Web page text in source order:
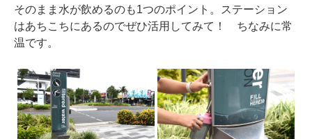
そのまま水が飲めるのも1つのポイント。ステーション
はあちこちにあるのでぜひ活用してみて！ ちなみに常
温です。